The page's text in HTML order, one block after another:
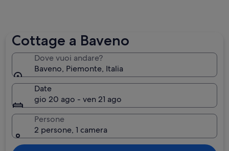
Cottage a Baveno
Dove vuoi andare?
Baveno, Piemonte, Italia
Date
gio 20 ago - ven 21 ago
Persone
2 persone, 1 camera